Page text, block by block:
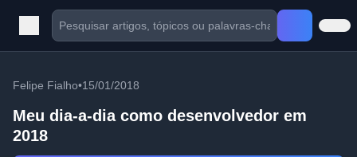
Felipe Fialho•15/01/2018
Meu dia-a-dia como desenvolvedor em
2018